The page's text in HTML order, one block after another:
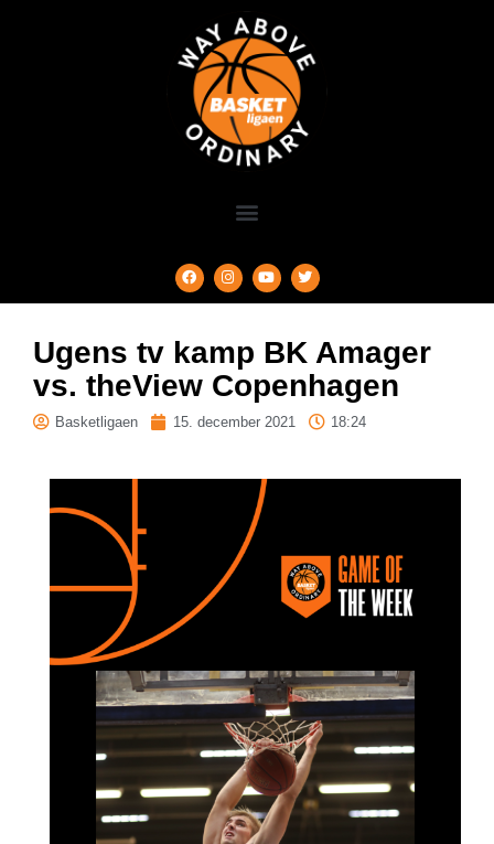
Ugens tv kamp BK Amager
vs. theView Copenhagen
Basketligaen 15. december 2021 18:24